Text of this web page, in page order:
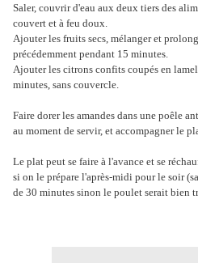
Saler, couvrir d'eau aux deux tiers des
couvert et à feu doux.
Ajouter les fruits secs, mélanger et
précédemment pendant 15 minutes.
Ajouter les citrons confits coupés en
minutes, sans couvercle.
Faire dorer les amandes dans une poêle
au moment de servir, et accompagner le
Le plat peut se faire à l'avance et se
si on le prépare l'après-midi pour le soir
de 30 minutes sinon le poulet serait bien